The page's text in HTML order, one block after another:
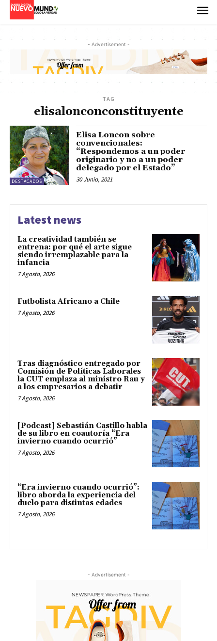
- Advertisement -
TAG
elisalonconconstituyente
DESTACADOS
Elisa Loncon sobre
convencionales:
“Respondemos a un poder
originario y no a un poder
delegado por el Estado”
30 Junio, 2021
Latest news
La creatividad también se
entrena: por qué el arte sigue
siendo irremplazable para la
infancia
7 Agosto, 2026
Futbolista Africano a Chile
7 Agosto, 2026
Tras diagnóstico entregado por
Comisión de Políticas Laborales
la CUT emplaza al ministro Rau y
a los empresarios a debatir
7 Agosto, 2026
[Podcast] Sebastián Castillo habla
de su libro en coautoría “Era
invierno cuando ocurrió”
7 Agosto, 2026
“Era invierno cuando ocurrió”:
libro aborda la experiencia del
duelo para distintas edades
7 Agosto, 2026
- Advertisement -